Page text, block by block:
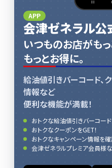
APP
会津ゼネラル公
いつものお店がもっ
もっとお得に。
給油値引きバーコード、
情報など
便利な機能が満載！
おトクな給油値引きバーコー
おトクなクーポンをGET！
おトクなキャンペーン情報を確
会津ゼネラルプレミア会員様な